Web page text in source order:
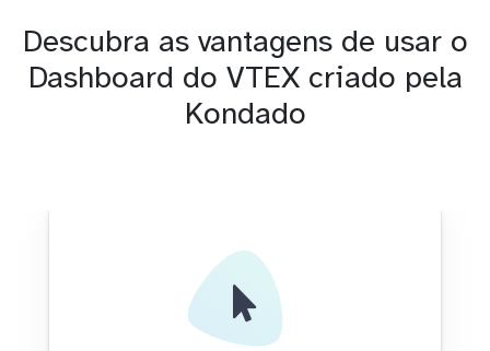
Descubra as vantagens de usar o
Dashboard do VTEX criado pela
Kondado